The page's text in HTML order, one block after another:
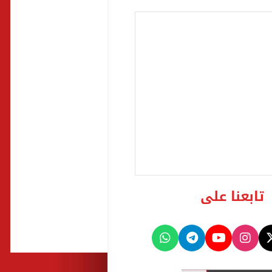
تابعنا على